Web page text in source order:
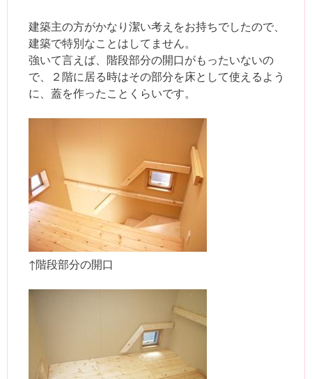
建築主の方がかなり潔い考えをお持ちでしたので、
建築で特別なことはしてません。
強いて言えば、階段部分の開口がもったいないの
で、２階に居る時はその部分を床として使えるよう
に、蓋を作ったことくらいです。
↑階段部分の開口